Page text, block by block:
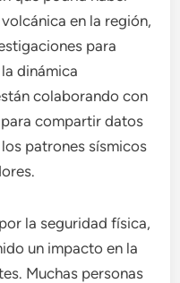
en la región,
para
dinámica
colaborando con
compartir datos
patrones sísmicos
la seguridad física,
un impacto en la
Muchas personas